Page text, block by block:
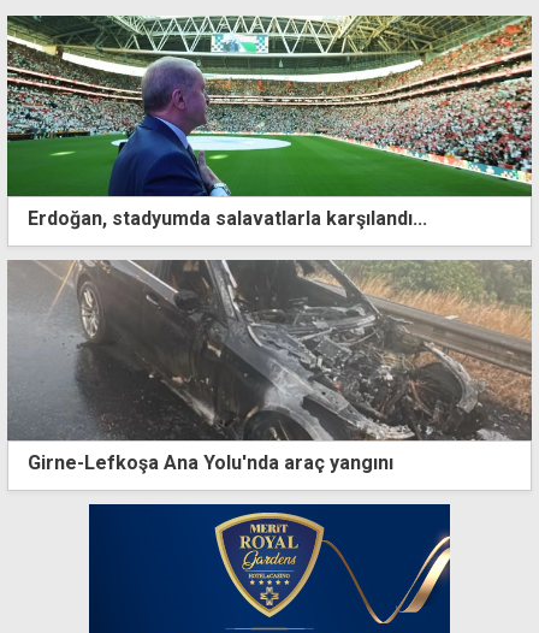
Erdoğan, stadyumda salavatlarla karşılandı...
Girne-Lefkoşa Ana Yolu'nda araç yangını